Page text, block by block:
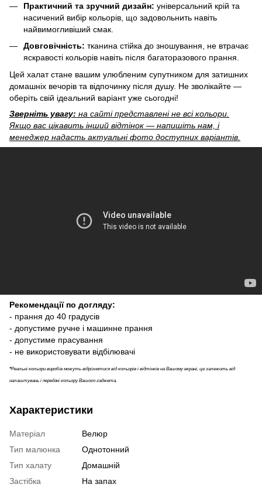
Практичний та зручний дизайн: універсальний крій та
насичений вибір кольорів, що задовольнить навіть
найвимогливіший смак.
Довговічність: тканина стійка до зношування, не втрачає
яскравості кольорів навіть після багаторазового прання.
Цей халат стане вашим улюбленим супутником для затишних
домашніх вечорів та відпочинку після душу. Не зволікайте —
оберіть свій ідеальний варіант уже сьогодні!
Зверніть увагу: на сайті представлені не всі кольори.
Якщо вас цікавить інший відтінок — напишіть нам, і
менеджер надасть актуальні фото доступних варіантів.
Рекомендації по догляду:
- прання до 40 градусів
- допустиме ручне і машинне прання
- допустиме прасування
- не використовувати відбілювачі
*Реальні кольори виробів можуть відрізнятися від кольорів і відтінків на Вашому екрані, це залежить від
налаштувань і передачі кольору Вашого гаджета.
Характеристики
Матеріал
Велюр
Тип малюнка
Однотонний
Тип халату
Домашній
Застібка
На запах